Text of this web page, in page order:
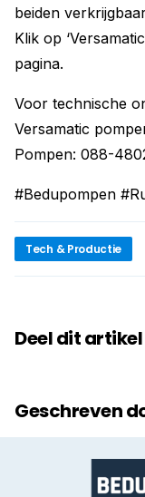
beiden
Klik op
pagina.
Voor technische
Versamatic
Pompen: 088-
#Bedupompen
Tech & Productie
Deel dit artikel
Geschreven